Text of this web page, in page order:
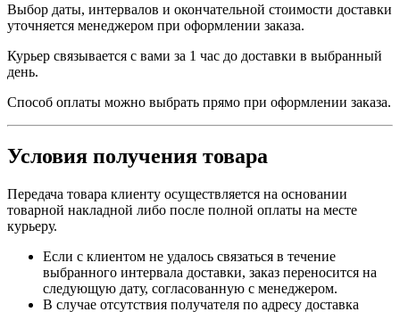
Выбор даты, интервалов и окончательной стоимости доставки
уточняется менеджером при оформлении заказа.
Курьер связывается с вами за 1 час до доставки в выбранный
день.
Способ оплаты можно выбрать прямо при оформлении заказа.
Условия получения товара
Передача товара клиенту осуществляется на основании
товарной накладной либо после полной оплаты на месте
курьеру.
Если с клиентом не удалось связаться в течение
выбранного интервала доставки, заказ переносится на
следующую дату, согласованную с менеджером.
В случае отсутствия получателя по адресу доставка